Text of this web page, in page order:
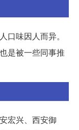
口味因人而异。
是被一些同事推
宏兴、西安御